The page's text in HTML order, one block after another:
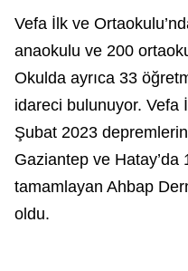
Vefa İlk ve
anaokulu ve 200
Okulda ayrıca 33
idareci bulunuyor. Vefa
Şubat 2023
Gaziantep ve Hatay’da
tamamlayan Ahbap
oldu.